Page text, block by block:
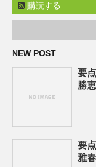
購読する
NEW POST
要
勝
要
雅春